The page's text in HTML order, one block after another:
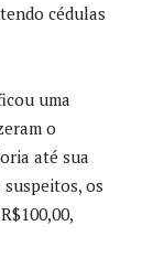
cédulas
uma
o
até sua
os